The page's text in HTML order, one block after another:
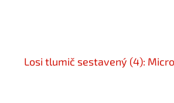
Losi tlumič sestavený (4):